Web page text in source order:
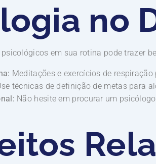
no
em sua rotina pode trazer
Meditações e exercícios de
técnicas de definição de metas para
Não hesite em procurar um